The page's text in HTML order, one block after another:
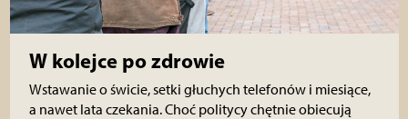
W kolejce po zdrowie
Wstawanie o świcie, setki głuchych telefonów i miesiące,
a nawet lata czekania. Choć politycy chętnie obiecują